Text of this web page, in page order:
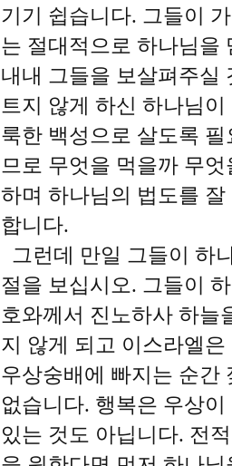
기기 쉽습니다. 그들이
는 절대적으로 하나님을
내내 그들을 보살펴주실
트지 않게 하신 하나님
룩한 백성으로 살도록
므로 무엇을 먹을까 무
하며 하나님의 법도를
합니다.
그런데 만일 그들이 하
절을 보십시오. 그들이
호와께서 진노하사 하늘
지 않게 되고 이스라엘
우상숭배에 빠지는 순간
없습니다. 행복은 우상
있는 것도 아닙니다. 전